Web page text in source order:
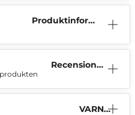
Produktinform
Recensioner
VARNI